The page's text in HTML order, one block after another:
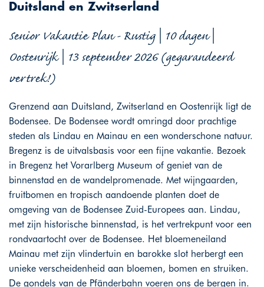
Duitsland en Zwitserland
Senior Vakantie Plan - Rustig | 10 dagen |
Oostenrijk | 13 september 2026 (gegarandeerd
vertrek!)
Grenzend aan Duitsland, Zwitserland en Oostenrijk ligt de
Bodensee. De Bodensee wordt omringd door prachtige
steden als Lindau en Mainau en een wonderschone natuur.
Bregenz is de uitvalsbasis voor een fijne vakantie. Bezoek
in Bregenz het Vorarlberg Museum of geniet van de
binnenstad en de wandelpromenade. Met wijngaarden,
fruitbomen en tropisch aandoende planten doet de
omgeving van de Bodensee Zuid-Europees aan. Lindau,
met zijn historische binnenstad, is het vertrekpunt voor een
rondvaartocht over de Bodensee. Het bloemeneiland
Mainau met zijn vlindertuin en barokke slot herbergt een
unieke verscheidenheid aan bloemen, bomen en struiken.
De gondels van de Pfänderbahn voeren ons de bergen in.